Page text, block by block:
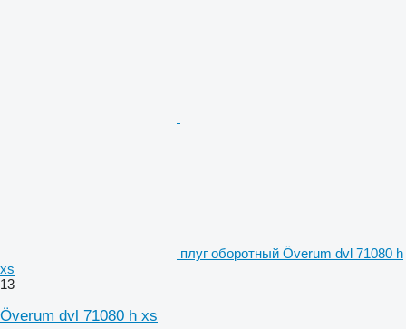
плуг оборотный Överum dvl 71080 h
xs
13
Överum dvl 71080 h xs